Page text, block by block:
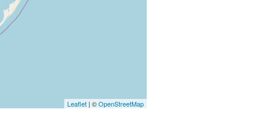
Leaflet| ©OpenStreetMap